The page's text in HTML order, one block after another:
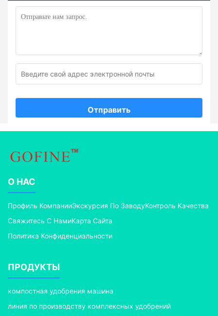
Отправить
О НАС
Профиль КомпанииЭкскурсия По ЗаводуКонтроль Качества
Свяжитесь С НамиКарта Сайта
Политика Конфиденциальности
ПРОДУКТЫ
компостная удобрения машина
линия по производству комплексных удобрений